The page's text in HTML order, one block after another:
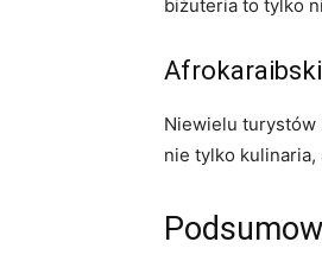
biżuteria to tylko
Niewielu turystów
nie tylko kulinaria,